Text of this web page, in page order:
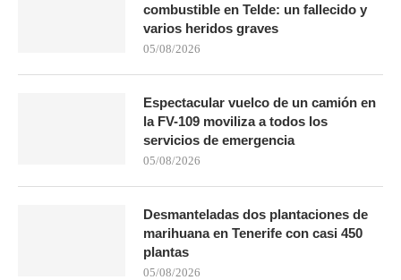
combustible en Telde: un fallecido y
varios heridos graves
05/08/2026
Espectacular vuelco de un camión en
la FV-109 moviliza a todos los
servicios de emergencia
05/08/2026
Desmanteladas dos plantaciones de
marihuana en Tenerife con casi 450
plantas
05/08/2026